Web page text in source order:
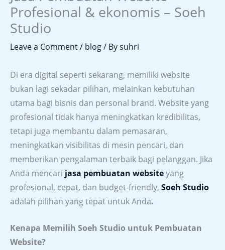
Profesional & ekonomis – Soeh
Studio
Leave a Comment/ blog/ Bysuhri
Di era digital seperti sekarang, memiliki website
bukan lagi sekadar pilihan, melainkan kebutuhan
utama bagi bisnis dan personal brand. Website yang
profesional tidak hanya meningkatkan kredibilitas,
tetapi juga membantu dalam pemasaran,
meningkatkan visibilitas di mesin pencari, dan
memberikan pengalaman terbaik bagi pelanggan. Jika
Anda mencari jasa pembuatan websiteyang
profesional, cepat, dan budget-friendly, Soeh Studio
adalah pilihan yang tepat untuk Anda.
Kenapa Memilih Soeh Studio untuk Pembuatan
Website?